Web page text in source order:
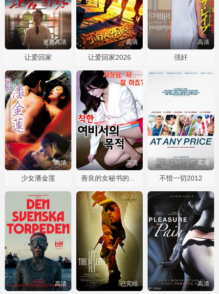
更新高清
让爱回家
高清
让爱回家2026
高清
强奸
高清
少女潘金莲
高清
善良的女秘书的目的
高清
不惜一切2012
高清 已完结 高清